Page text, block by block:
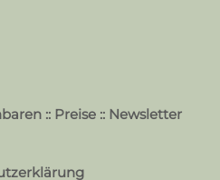
:: Preise :: Newsletter